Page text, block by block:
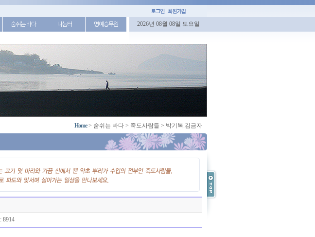
숨쉬는 바다 나눔터 명예승무원 2026년 08월 08일 토요일
Home> 숨쉬는 바다 > 죽도사람들 > 박기복.김금자
: 8914